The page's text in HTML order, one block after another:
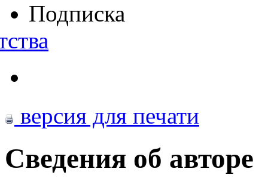
Подписка
версия для печати
Сведения об авторе